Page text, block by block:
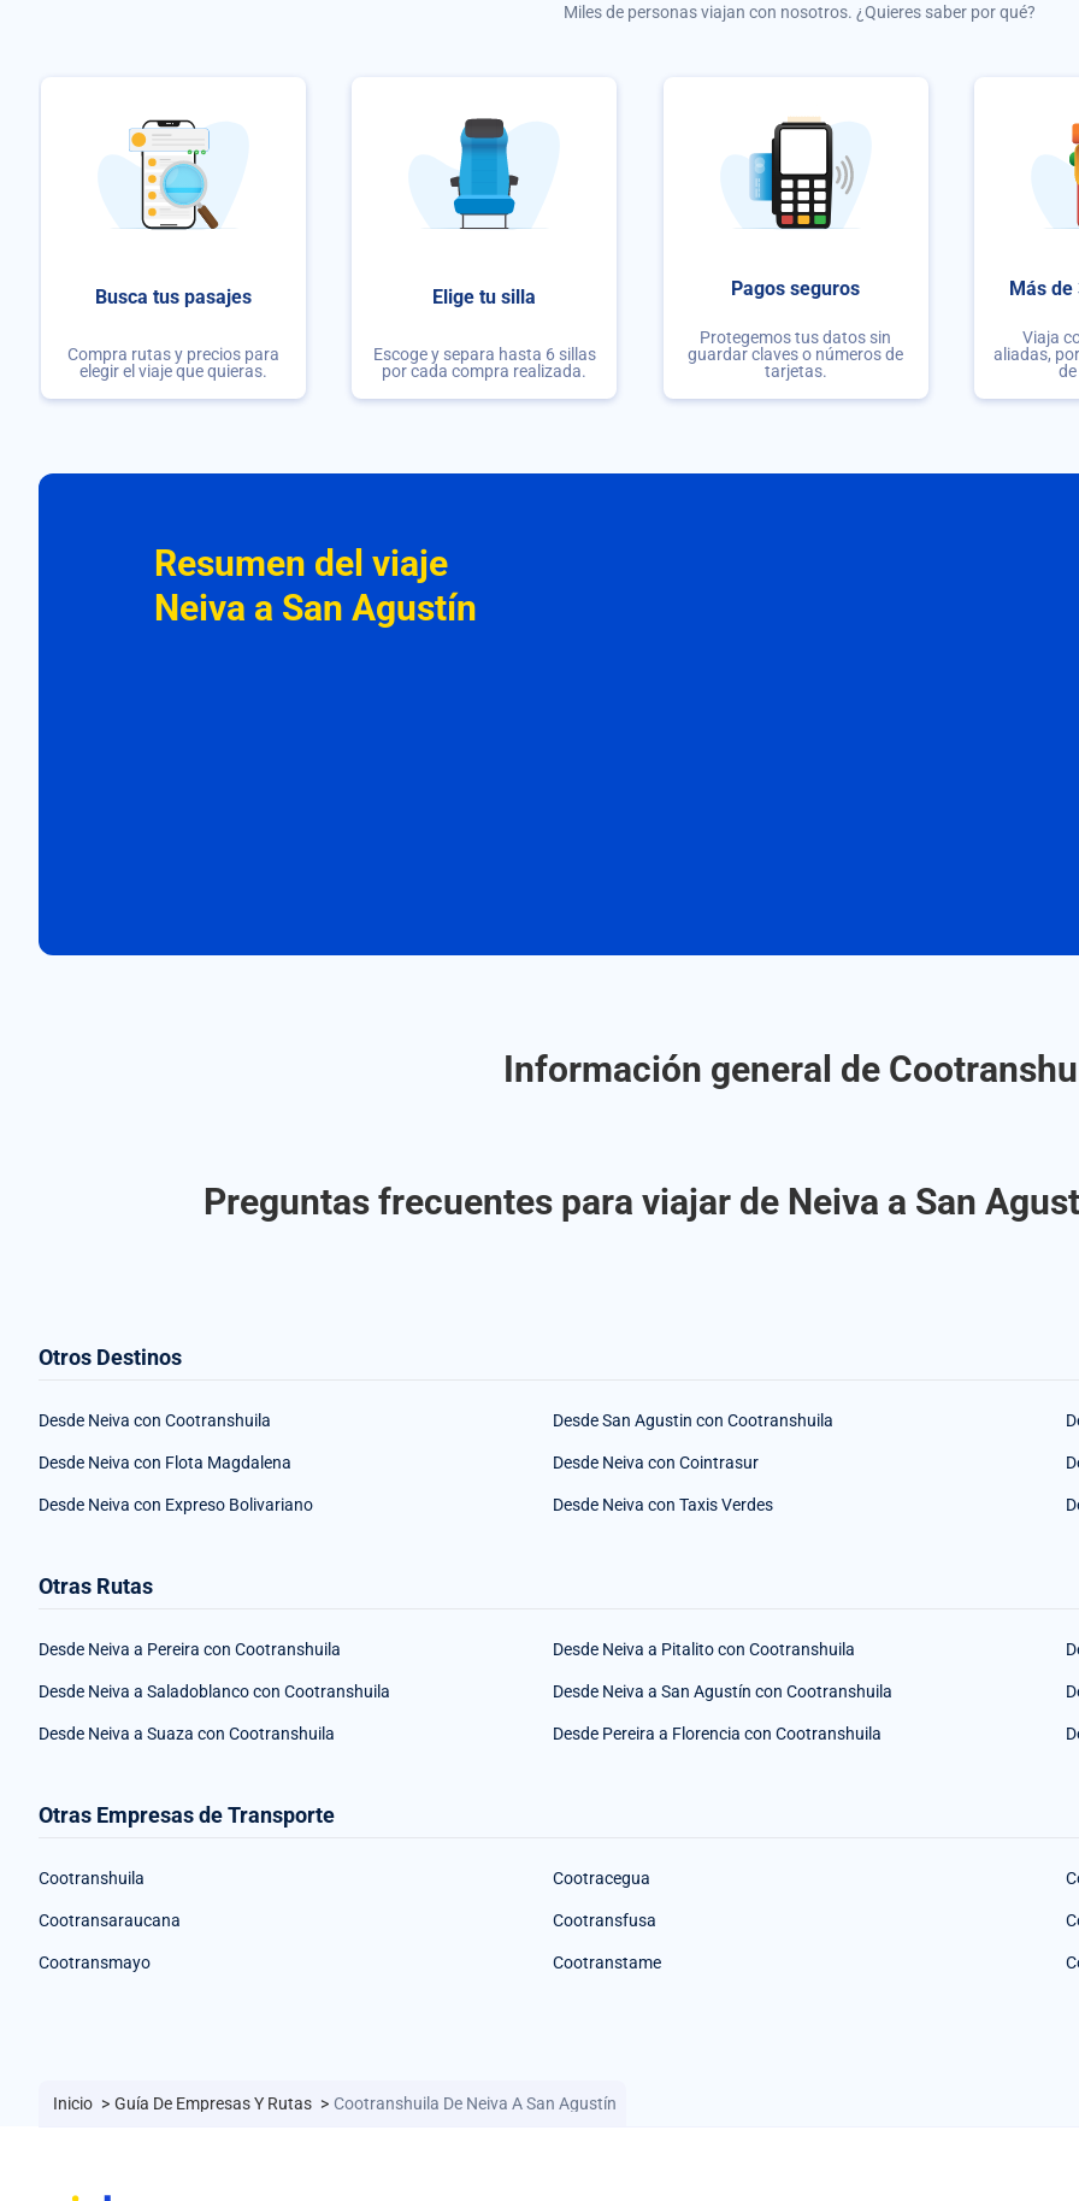
Miles de personas viajan con nosotros. ¿Quieres saber por qué?
Busca tus pasajes
Compra rutas y precios para
elegir el viaje que quieras.
Elige tu silla
Escoge y separa hasta 6 sillas
por cada compra realizada.
Pagos seguros
Protegemos tus datos sin
guardar claves o números de
tarjetas.
Más
Viaja
aliadas,
Resumen del viaje
Neiva a San Agustín
Información general de
Preguntas frecuentes para viajar de Neiva a San
Otros Destinos
Desde Neiva con Cootranshuila Desde San Agustin con Cootranshuila
Desde Neiva con Flota Magdalena Desde Neiva con Cointrasur
Desde Neiva con Expreso Bolivariano Desde Neiva con Taxis Verdes
Otras Rutas
Desde Neiva a Pereira con Cootranshuila Desde Neiva a Pitalito con Cootranshuila
Desde Neiva a Saladoblanco con Cootranshuila Desde Neiva a San Agustín con Cootranshuila
Desde Neiva a Suaza con Cootranshuila Desde Pereira a Florencia con Cootranshuila
Otras Empresas de Transporte
Cootranshuila Cootracegua
Cootransaraucana Cootransfusa
Cootransmayo Cootranstame
Inicio > Guía De Empresas Y Rutas > Cootranshuila De Neiva A San Agustín